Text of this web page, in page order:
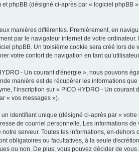
phpBB (désigné ci-après par « logiciel
manières différentes. Premièrement, en
par le navigateur internet de votre
phpBB. Un troisième cookie sera créé lors
votre confort de navigation en tant qu’utilisateur.
- Un courant d'énergie », nous pouvons
manière est de récupérer les informations
l’inscription sur « PICO HYDRO - Un
« vos messages »).
identifiant unique (désigné ci-après par «
de courriel personnelle. Les informations
serveur. Toutes les informations, en-
obligatoires ou facultatives, à la seule
ou non. De plus, vous pouvez décider de